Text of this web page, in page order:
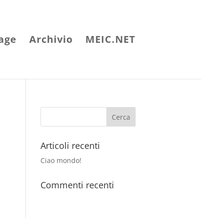
Archivio MEIC.NET
Articoli recenti
Ciao mondo!
Commenti recenti